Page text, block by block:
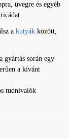
üvegre és egyéb
a kutyák között,
gyártás során egy
a kívánt
tudnivalók